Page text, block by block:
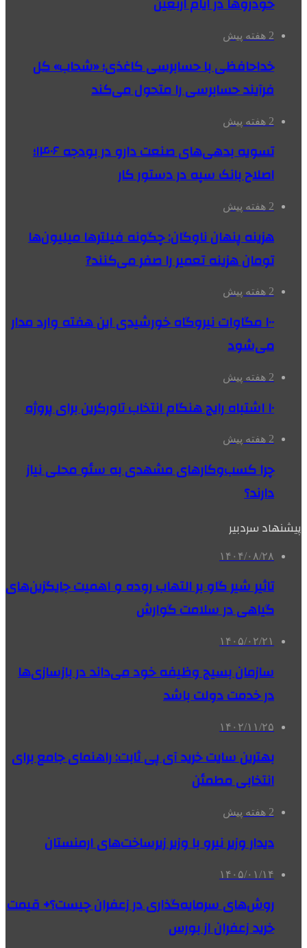
2 هفته پیش
خداحافظی با حسابرسی کاغذی؛ «شحاب» کل
فرآیند حسابرسی را متحول می‌کند
2 هفته پیش
تسویه بدهی‌های صنعت دارو در بودجه ۱۴۰۶؛
اصلاح بانک سپه در دستور کار
2 هفته پیش
هزینه پنهان ناوگان: چگونه فیلترها میلیون‌ها
تومان هزینه تعمیر را صفر می‌کنند?
2 هفته پیش
۱۰۰ مگاوات نیروگاه‌ خورشیدی این هفته وارد مدار
می‌شود
2 هفته پیش
۱۰ اشتباه رایج هنگام انتخاب تاورکرین برای پروژه
2 هفته پیش
چرا کسب‌وکارهای مشهدی به سئو محلی نیاز
دارند؟
پیشنهاد سردبیر
۱۴۰۴/۰۸/۲۸
تاثیر شیر گاو بر التهاب روده و اهمیت جایگزین‌های
گیاهی در سلامت گوارش
۱۴۰۵/۰۲/۲۱
سازمان بسیج وظیفه خود می‌داند در بازسازی‌ها
در خدمت دولت باشد
۱۴۰۲/۱۱/۲۵
بهترین سایت خرید آی پی ثابت: راهنمای جامع برای
انتخابی مطمئن
2 هفته پیش
دیدار وزیر نیرو با وزیر زیرساخت‌های ارمنستان
۱۴۰۵/۰۱/۱۴
روش‌های سرمایه‌گذاری در زعفران چیست؟+ قیمت
خرید زعفران از بورس